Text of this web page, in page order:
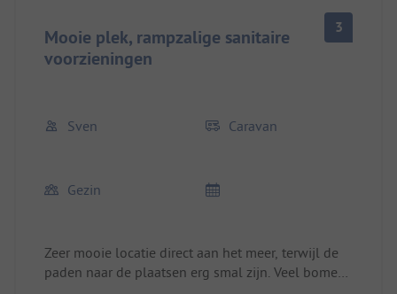
Mooie plek, rampzalige sanitaire
voorzieningen
3
Sven Caravan
Gezin
Zeer mooie locatie direct aan het meer, terwijl de
paden naar de plaatsen erg smal zijn. Veel bomen